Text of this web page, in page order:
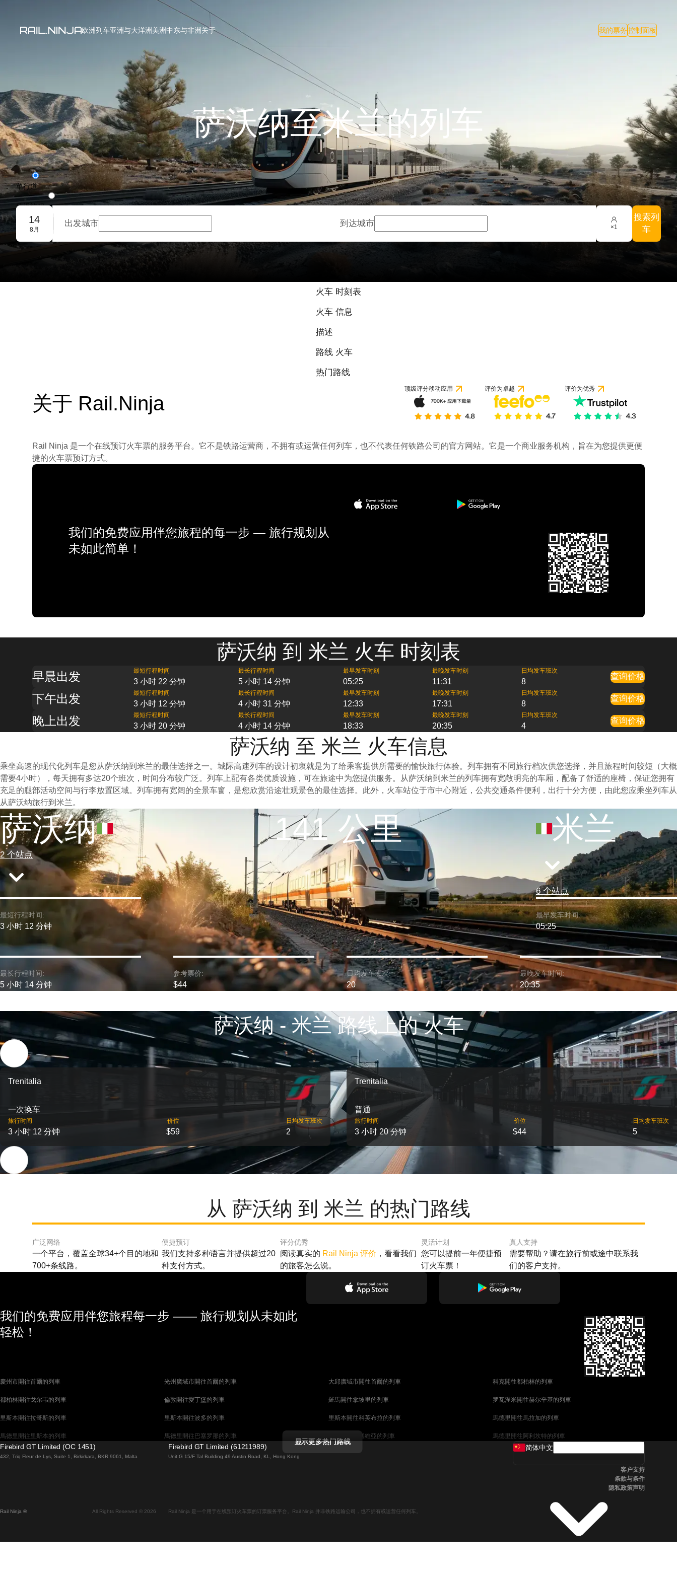
欧洲列车亚洲与大洋洲美洲中东与非洲关于 我的票务控制面板
萨沃纳至米兰的列车
单行道
往返旅程
团体预订
14
8月
出发城市 到达城市 ×1
搜索列
车
火车 时刻表
火车 信息
描述
路线 火车
热门路线
关于 Rail.Ninja
顶级评分移动应用 评价为卓越 评价为优秀
Rail Ninja 是一个在线预订火车票的服务平台。它不是铁路运营商，不拥有或运营任何列车，也不代表任何铁路公司的官方网站。它是一个商业服务机构，旨在为您提供更便
捷的火车票预订方式。
我们的免费应用伴您旅程的每一步 — 旅行规划从
未如此简单！
萨沃纳 到 米兰 火车 时刻表
早晨出发 最短行程时间
3 小时 22 分钟
最长行程时间
5 小时 14 分钟
最早发车时刻
05:25
最晚发车时刻
11:31
日均发车班次
8
查询价格
下午出发 最短行程时间
3 小时 12 分钟
最长行程时间
4 小时 31 分钟
最早发车时刻
12:33
最晚发车时刻
17:31
日均发车班次
8
查询价格
晚上出发 最短行程时间
3 小时 20 分钟
最长行程时间
4 小时 14 分钟
最早发车时刻
18:33
最晚发车时刻
20:35
日均发车班次
4
查询价格
萨沃纳 至 米兰 火车信息
乘坐高速的现代化列车是您从萨沃纳到米兰的最佳选择之一。城际高速列车的设计初衷就是为了给乘客提供所需要的愉快旅行体验。列车拥有不同旅行档次供您选择，并且旅程时间较短（大概
需要4小时），每天拥有多达20个班次，时间分布较广泛。列车上配有各类优质设施，可在旅途中为您提供服务。从萨沃纳到米兰的列车拥有宽敞明亮的车厢，配备了舒适的座椅，保证您拥有
充足的腿部活动空间与行李放置区域。列车拥有宽阔的全景车窗，是您欣赏沿途壮观景色的最佳选择。此外，火车站位于市中心附近，公共交通条件便利，出行十分方便，由此您应乘坐列车从
从萨沃纳旅行到米兰。
萨沃纳
2 个站点
141 公里 米兰
6 个站点
最短行程时间:
3 小时 12 分钟
最早发车时间:
05:25
最长行程时间:
5 小时 14 分钟
参考票价:
$44
日均发车班次:
20
最晚发车时间:
20:35
萨沃纳 - 米兰 路线上的 火车
Trenitalia
一次换车
旅行时间
3 小时 12 分钟
价位
$59
日均发车班次
2
Trenitalia
普通
旅行时间
3 小时 20 分钟
价位
$44
日均发车班次
5
从 萨沃纳 到 米兰 的热门路线
广泛网络
一个平台，覆盖全球34+个目的地和
700+条线路。
便捷预订
我们支持多种语言并提供超过20
种支付方式。
评分优秀
阅读真实的 Rail Ninja 评价 ，看看我们
的旅客怎么说。
灵活计划
您可以提前一年便捷预
订火车票！
真人支持
需要帮助？请在旅行前或途中联系我
们的客户支持。
我们的免费应用伴您旅程每一步 —— 旅行规划从未如此
轻松！
慶州市開往首爾的列車 光州廣域市開往首爾的列車 大邱廣域市開往首爾的列車 科克開往都柏林的列車
都柏林開往戈尔韦的列車 倫敦開往愛丁堡的列車 羅馬開往拿坡里的列車 罗瓦涅米開往赫尔辛基的列車
里斯本開往拉哥斯的列車 里斯本開往波多的列車 里斯本開往科英布拉的列車 馬德里開往馬拉加的列車
馬德里開往里斯本的列車 馬德里開往巴塞罗那的列車 馬德里開往塞維亞的列車 馬德里開往阿利坎特的列車
馬拉加開往馬德里的列車 巴塞罗那開往馬德里的列車 巴塞罗那開往馬拉加的列車
维也纳開往布拉格的列車 首爾開往蔚山廣域市的列車 首爾開往大邱廣域市的列車
哥德堡開往斯德哥爾摩的列車
显示更多热门路线
Firebird GT Limited (OC 1451)
432, Triq Fleur de Lys, Suite 1, Birkirkara, BKR 9061, Malta
Firebird GT Limited (61211989)
Unit G 15/F Tal Building 49 Austin Road, KL, Hong Kong
Rail Ninja ® All Rights Reserved © 2026 Rail Ninja 是一个用于在线预订火车票的订票服务平台。Rail Ninja 并非铁路运输公司，也不拥有或运营任何列车。
简体中文
客户支持
条款与条件
隐私政策声明